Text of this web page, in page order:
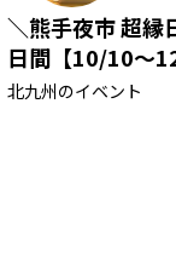
＼熊手夜市 超縁
日間【10/10〜
北九州のイベント